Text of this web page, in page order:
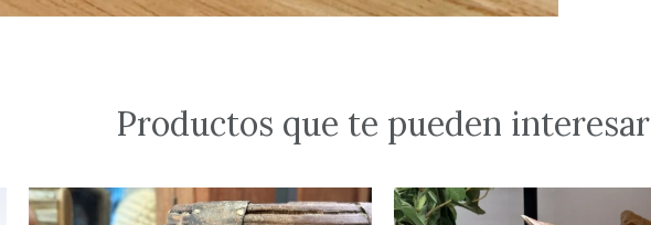
Productos que te pueden interesar